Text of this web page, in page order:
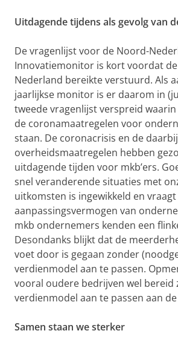
Uitdagende tijdens als gevolg van
De vragenlijst voor de Noord-
Innovatiemonitor is kort voordat
Nederland bereikte verstuurd. Als
jaarlijkse monitor is er daarom in
tweede vragenlijst verspreid waarin
de coronamaatregelen voor
staan. De coronacrisis en de
overheidsmaatregelen hebben
uitdagende tijden voor mkb’ers.
snel veranderende situaties met
uitkomsten is ingewikkeld en
aanpassingsvermogen van
mkb ondernemers kenden een
Desondanks blijkt dat de
voet door is gegaan zonder
verdienmodel aan te passen.
vooral oudere bedrijven wel bereid
verdienmodel aan te passen aan
Samen staan we sterker